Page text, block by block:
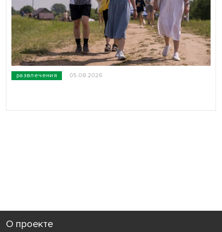
развлечения 05.08.2026
О проекте